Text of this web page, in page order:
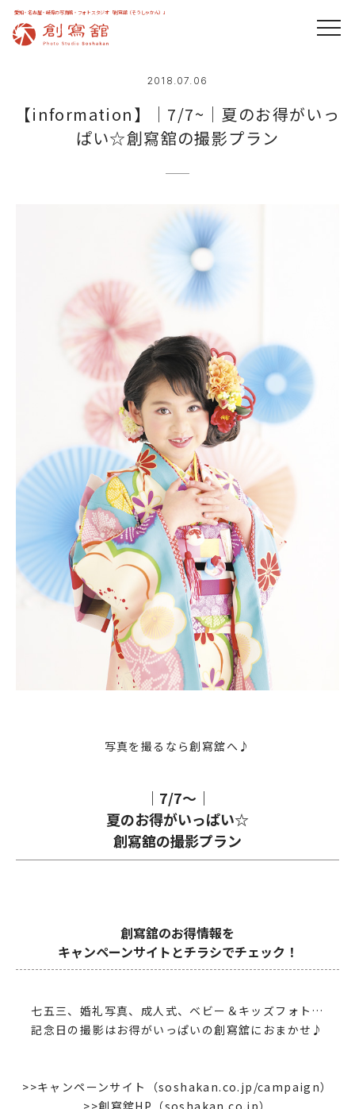
愛知・名古屋・岐阜の写真館・フォトスタジオ「創寫舘（そうしゃかん）」
2018.07.06
【information】｜7/7~｜夏のお得がいっ
ぱい☆創寫舘の撮影プラン
写真を撮るなら創寫舘へ♪
｜7/7〜｜
夏のお得がいっぱい☆
創寫舘の撮影プラン
創寫舘のお得情報を
キャンペーンサイトとチラシでチェック！
七五三、婚礼写真、成人式、ベビー＆キッズフォト…
記念日の撮影はお得がいっぱいの創寫舘におまかせ♪
>>キャンペーンサイト（soshakan.co.jp/campaign）
>>創寫舘HP（soshakan.co.jp）